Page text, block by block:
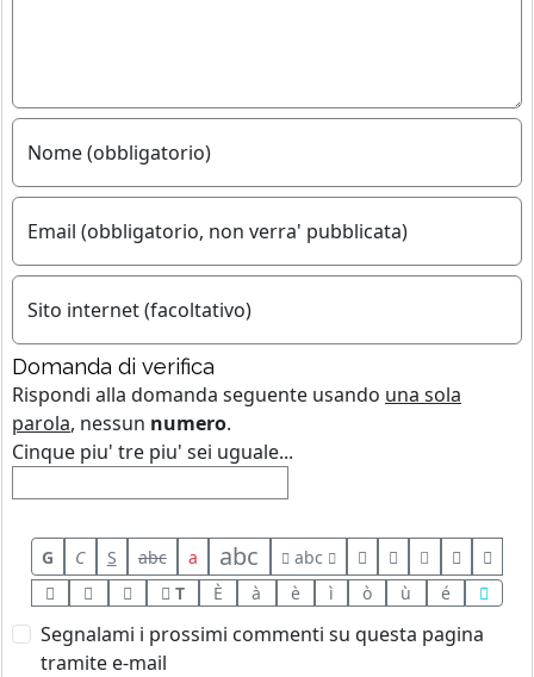
Nome (obbligatorio)
Email (obbligatorio, non verra' pubblicata)
Sito internet (facoltativo)
Domanda di verifica
Rispondi alla domanda seguente usando una sola
parola, nessun numero.
Cinque piu' tre piu' sei uguale...
G C S abc a abc
abc
T
È à è ì ò ù é
Segnalami i prossimi commenti su questa pagina
tramite e-mail